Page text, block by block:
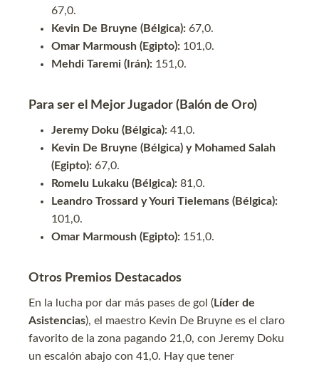
67,0.
Kevin De Bruyne (Bélgica): 67,0.
Omar Marmoush (Egipto): 101,0.
Mehdi Taremi (Irán): 151,0.
Para ser el Mejor Jugador (Balón de Oro)
Jeremy Doku (Bélgica): 41,0.
Kevin De Bruyne (Bélgica) y Mohamed Salah
(Egipto): 67,0.
Romelu Lukaku (Bélgica): 81,0.
Leandro Trossard y Youri Tielemans (Bélgica):
101,0.
Omar Marmoush (Egipto): 151,0.
Otros Premios Destacados
En la lucha por dar más pases de gol (Líder de
Asistencias), el maestro Kevin De Bruyne es el claro
favorito de la zona pagando 21,0, con Jeremy Doku
un escalón abajo con 41,0. Hay que tener